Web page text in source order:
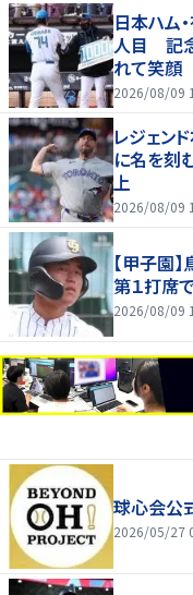
日本ハム
人目 記
れて笑顔
2026/08/09
レジェン
に名を刻
上
2026/08/09
【甲子園
第１打席
2026/08/09
球心会公
2026/05/27